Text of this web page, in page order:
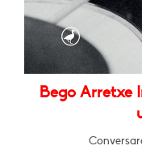
Bego Arretxe